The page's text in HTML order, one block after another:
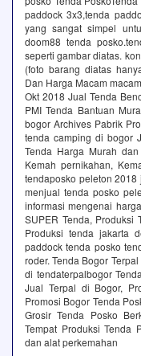
paddock 3x3,tenda
yang sangat simpel
doom88 tenda
seperti gambar diatas.
(foto barang diatas
Dan Harga Macam
Okt 2018 Jual Tenda
PMI Tenda Bantuan
bogor Archives Pabrik
tenda camping di bogor
Tenda Harga Murah
Kemah pernikahan,
tendaposko peleton
menjual tenda posko
informasi mengenai
SUPER Tenda, Produksi
Produksi tenda jakarta
paddock tenda posko
roder. Tenda Bogor
di tendaterpalbogor
Jual Terpal di Bogor,
Promosi Bogor Tenda
Grosir Tenda Posko
Tempat Produksi Tenda
dan alat perkemahan